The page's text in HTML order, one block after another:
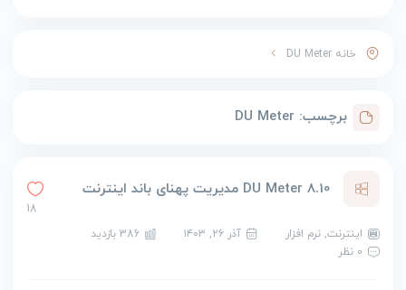
خانه DU Meter
برچسب: DU Meter
DU Meter 8.10 مدیریت پهنای باند اینترنت
18
اینترنت, نرم افزار آذر ۲۶, ۱۴۰۳
386 بازدید
0 نظر